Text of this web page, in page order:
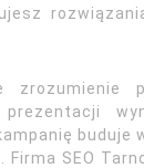
buduje
SEO